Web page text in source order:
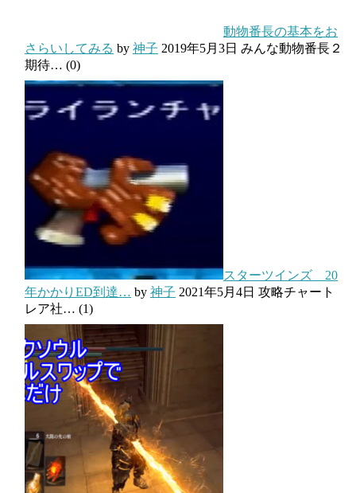
動物番長の基本をお
さらいしてみる by 神子 2019年5月3日 みんな動物番長２
期待… (0)
スターツインズ 20
年かかりED到達… by 神子 2021年5月4日 攻略チャート
レア社… (1)